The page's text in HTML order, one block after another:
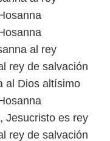
al rey
rey de salvación
al Dios altísimo
Jesucristo es rey
rey de salvación